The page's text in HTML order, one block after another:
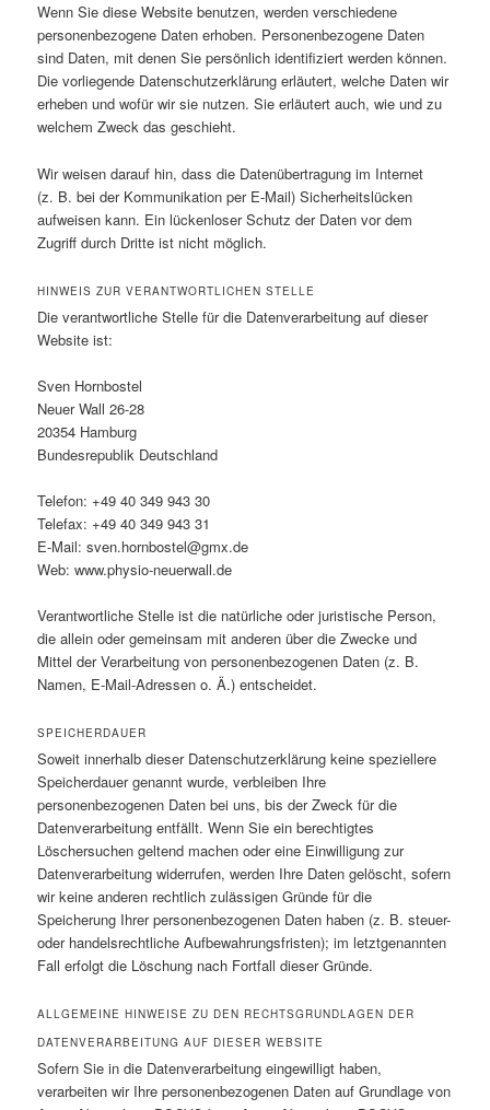
Wenn Sie diese Website benutzen, werden verschiedene
personenbezogene Daten erhoben. Personenbezogene Daten
sind Daten, mit denen Sie persönlich identifiziert werden können.
Die vorliegende Datenschutzerklärung erläutert, welche Daten wir
erheben und wofür wir sie nutzen. Sie erläutert auch, wie und zu
welchem Zweck das geschieht.
Wir weisen darauf hin, dass die Datenübertragung im Internet
(z. B. bei der Kommunikation per E-Mail) Sicherheitslücken
aufweisen kann. Ein lückenloser Schutz der Daten vor dem
Zugriff durch Dritte ist nicht möglich.
HINWEIS ZUR VERANTWORTLICHEN STELLE
Die verantwortliche Stelle für die Datenverarbeitung auf dieser
Website ist:
Sven Hornbostel
Neuer Wall 26-28
20354 Hamburg
Bundesrepublik Deutschland
Telefon: +49 40 349 943 30
Telefax: +49 40 349 943 31
E-Mail: sven.hornbostel@gmx.de
Web: www.physio-neuerwall.de
Verantwortliche Stelle ist die natürliche oder juristische Person,
die allein oder gemeinsam mit anderen über die Zwecke und
Mittel der Verarbeitung von personenbezogenen Daten (z. B.
Namen, E-Mail-Adressen o. Ä.) entscheidet.
SPEICHERDAUER
Soweit innerhalb dieser Datenschutzerklärung keine speziellere
Speicherdauer genannt wurde, verbleiben Ihre
personenbezogenen Daten bei uns, bis der Zweck für die
Datenverarbeitung entfällt. Wenn Sie ein berechtigtes
Löschersuchen geltend machen oder eine Einwilligung zur
Datenverarbeitung widerrufen, werden Ihre Daten gelöscht, sofern
wir keine anderen rechtlich zulässigen Gründe für die
Speicherung Ihrer personenbezogenen Daten haben (z. B. steuer-
oder handelsrechtliche Aufbewahrungsfristen); im letztgenannten
Fall erfolgt die Löschung nach Fortfall dieser Gründe.
ALLGEMEINE HINWEISE ZU DEN RECHTSGRUNDLAGEN DER
DATENVERARBEITUNG AUF DIESER WEBSITE
Sofern Sie in die Datenverarbeitung eingewilligt haben,
verarbeiten wir Ihre personenbezogenen Daten auf Grundlage von